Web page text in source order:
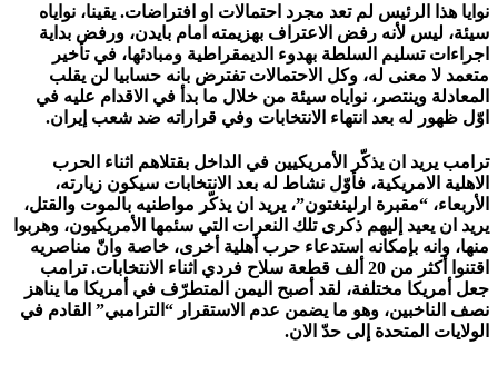
نوايا هذا الرئيس لم تعد مجرد احتمالات او افتراضات. يقينا، نواياه
سيئة، ليس لأنه رفض الاعتراف بهزيمته امام بايدن، ورفض بداية
اجراءات تسليم السلطة بهدوء الديمقراطية ومبادئها، في تأخير
متعمد لا معنى له، وكل الاحتمالات تفترض بانه حسابيا لن يقلب
المعادلة وينتصر، نواياه سيئة من خلال ما بدأ في الاقدام عليه في
اوّل ظهور له بعد انتهاء الانتخابات وفي قراراته ضد شعب إيران.
ترامب يريد ان يذكّر الأمريكيين في الداخل بقتلاهم اثناء الحرب
الاهلية الامريكية، فأوّل نشاط له بعد الانتخابات سيكون زيارته،
الأربعاء، “مقبرة ارلينغتون”، يريد ان يذكّر مواطنيه بالموت والقتل،
يريد ان يعيد إليهم ذكرى تلك النعرات التي سئمها الأمريكيون، وهربوا
منها، وانه بإمكانه استدعاء حرب أهلية أخرى، خاصة وانّ مناصريه
اقتنوا أكثر من 20 ألف قطعة سلاح فردي اثناء الانتخابات. ترامب
جعل أمريكا مختلفة، لقد أصبح اليمن المتطرّف في أمريكا ما يناهز
نصف الناخبين، وهو ما يضمن عدم الاستقرار “الترامبي” القادم في
الولايات المتحدة إلى حدّ الان.